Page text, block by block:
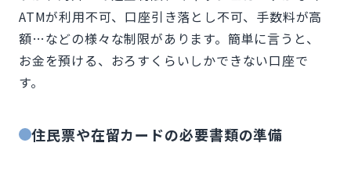
ATMが利用不可、口座引き落とし不可、手数料が高
額…などの様々な制限があります。簡単に言うと、
お金を預ける、おろすくらいしかできない口座で
す。
住民票や在留カードの必要書類の準備